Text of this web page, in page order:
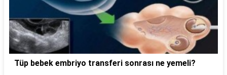
Tüp bebek embriyo transferi sonrası ne yemeli?